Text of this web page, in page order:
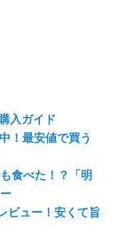
入ガイド
！最安値で買う
食べた！？「明
ビュー！安くて旨